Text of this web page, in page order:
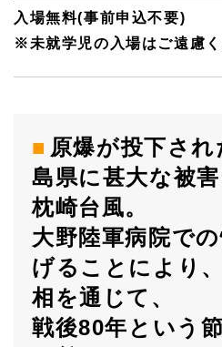
入場無料(事前申込不要)
※未就学児の入場はご遠慮く
原爆が投下さ
島県に甚大な被
枕崎台風。
大野陸軍病院で
げることにより
相を通じて、
戦後80年という